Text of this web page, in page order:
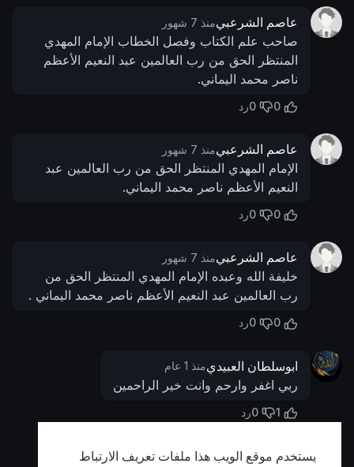
يستخدم موقع الويب هذا ملفات تعريف الارتباط
عاصم الشرعبيمنذ 7 شهور
صاحب علم الكتاب وفصل الخطاب الإمام المهدي
المنتظر الحق من رب العالمين عبد النعيم الأعظم
ناصر محمد اليماني.
0
0رد
عاصم الشرعبيمنذ 7 شهور
الإمام المهدي المنتظر الحق من رب العالمين عبد
النعيم الأعظم ناصر محمد اليماني.
0
0رد
عاصم الشرعبيمنذ 7 شهور
خليفة الله وعبده الإمام المهدي المنتظر الحق من
رب العالمين عبد النعيم الأعظم ناصر محمد اليماني .
0
0رد
ابوسلطان العبيديمنذ 1 عام
ربي اغفر وارحم وانت خير الراحمين
1
0رد
أظهر المزيد